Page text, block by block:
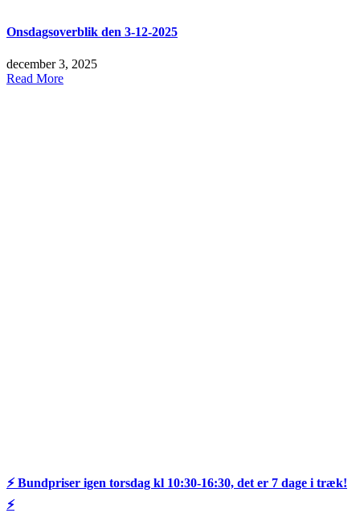
Onsdagsoverblik den 3-12-2025
december 3, 2025
Read More
⚡️ Bundpriser igen torsdag kl 10:30-16:30, det er 7 dage i træk!
⚡️